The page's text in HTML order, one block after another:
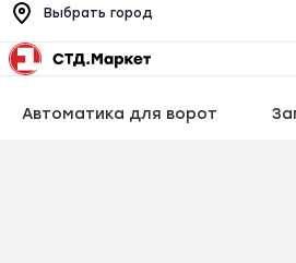
Выбрать город
Автоматика для ворот